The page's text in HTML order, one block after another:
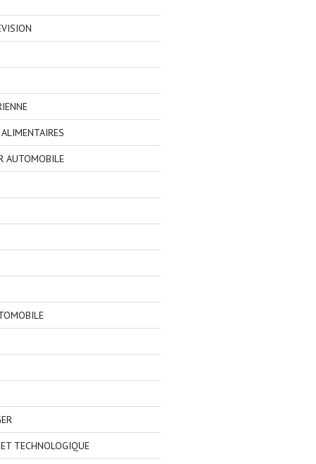
AUTOMOBILE
TECHNOLOGIQUE